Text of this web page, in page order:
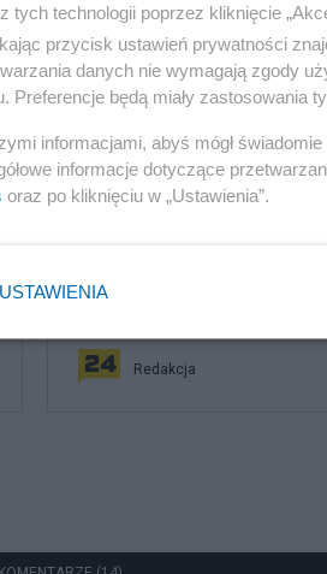
PiS odkrywa karty.
deportacje Ukraińców i
Rok z Nawrockim. Głośne
Redakcja
tych technologii poprzez kliknięcie
przycisk ustawień prywatności
danych nie wymagają zgody
Preferencje będą miały zastosowania
informacjami, abyś mógł
informacje dotyczące
oraz po kliknięciu w „Ustawienia”.
USTAWIENIA